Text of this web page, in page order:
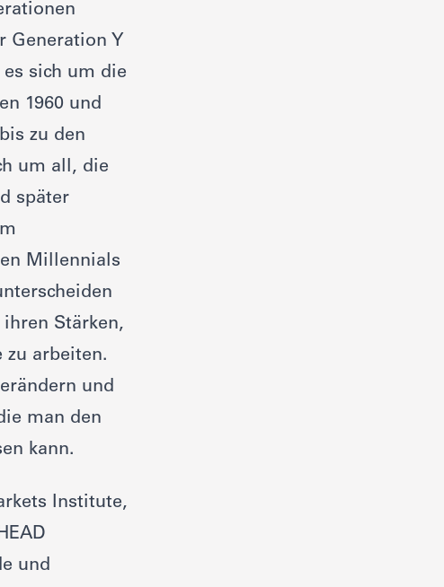
Generation Y
sich um die
1960 und
zu den
um all, die
später
Millennials
Stärken,
zu arbeiten.
und
man den
kann.
Institute,
und